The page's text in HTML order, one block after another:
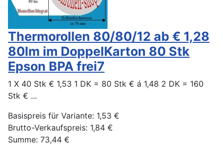
Thermorollen 80/80/12 ab € 1,28
80lm im DoppelKarton 80 Stk
Epson BPA frei7
1 X 40 Stk € 1,53 1 DK = 80 Stk € á 1,48 2 DK = 160
Stk € ...
Basispreis für Variante: 1,53 €
Brutto-Verkaufspreis: 1,84 €
Summe: 73,44 €